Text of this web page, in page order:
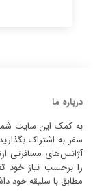
درباره ما
به کمک این سایت شما
سفر به اشتراک
آژانس‌های مسافرتی
را برحسب نیاز خود
مطابق با سلیقه خود